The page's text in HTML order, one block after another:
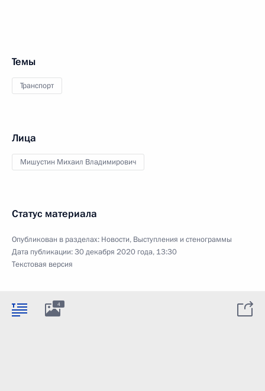
Темы
Транспорт
Лица
Мишустин Михаил Владимирович
Статус материала
Опубликован в разделах: Новости, Выступления и стенограммы
Дата публикации:30 декабря 2020 года, 13:30
Текстовая версия
4